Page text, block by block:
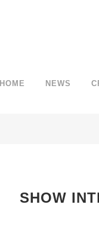
HOME NEWS
SHOW